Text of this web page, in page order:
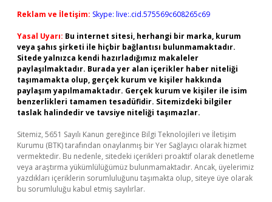
Reklam ve İletişim: Skype: live:.cid.575569c608265c69
Yasal Uyarı: Bu internet sitesi, herhangi bir marka, kurum
veya şahıs şirketi ile hiçbir bağlantısı bulunmamaktadır.
Sitede yalnızca kendi hazırladığımız makaleler
paylaşılmaktadır. Burada yer alan içerikler haber niteliği
taşımamakta olup, gerçek kurum ve kişiler hakkında
paylaşım yapılmamaktadır. Gerçek kurum ve kişiler ile isim
benzerlikleri tamamen tesadüfidir. Sitemizdeki bilgiler
taslak halindedir ve tavsiye niteliği taşımazlar.
Sitemiz, 5651 Sayılı Kanun gereğince Bilgi Teknolojileri ve İletişim
Kurumu (BTK) tarafından onaylanmış bir Yer Sağlayıcı olarak hizmet
vermektedir. Bu nedenle, sitedeki içerikleri proaktif olarak denetleme
veya araştırma yükümlülüğümüz bulunmamaktadır. Ancak, üyelerimiz
yazdıkları içeriklerin sorumluluğunu taşımakta olup, siteye üye olarak
bu sorumluluğu kabul etmiş sayılırlar.